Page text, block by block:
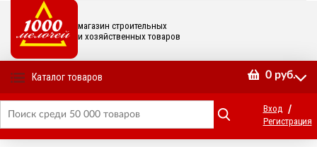
магазин строительных
и хозяйственных товаров
Каталог товаров 0 руб.
Вход /
Регистрация